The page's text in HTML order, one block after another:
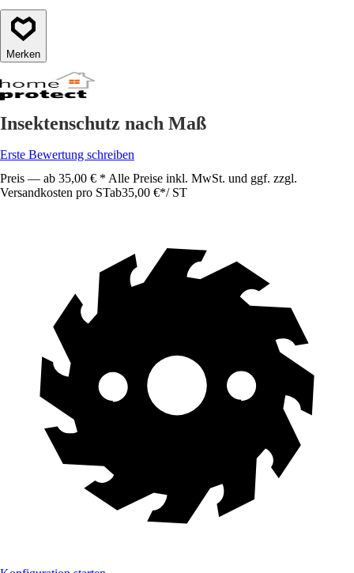
Merken
Insektenschutz nach Maß
Erste Bewertung schreiben
Preis — ab 35,00 € * Alle Preise inkl. MwSt. und ggf. zzgl.
Versandkosten pro STab35,00 €*/ ST